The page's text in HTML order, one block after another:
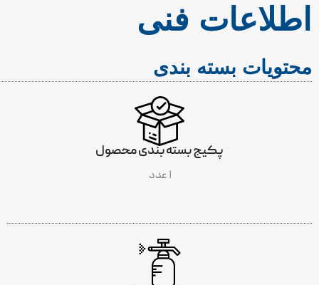
اطلاعات فنی
محتویات بسته بندی
پکیج بسته بندی محصول
۱ عدد